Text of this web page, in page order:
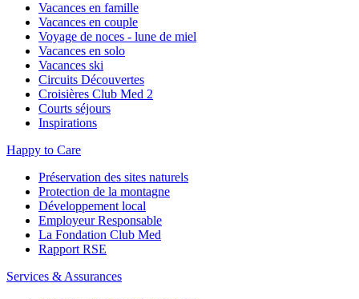
Vacances en famille
Vacances en couple
Voyage de noces - lune de miel
Vacances en solo
Vacances ski
Circuits Découvertes
Croisières Club Med 2
Courts séjours
Inspirations
Happy to Care
Préservation des sites naturels
Protection de la montagne
Développement local
Employeur Responsable
La Fondation Club Med
Rapport RSE
Services & Assurances